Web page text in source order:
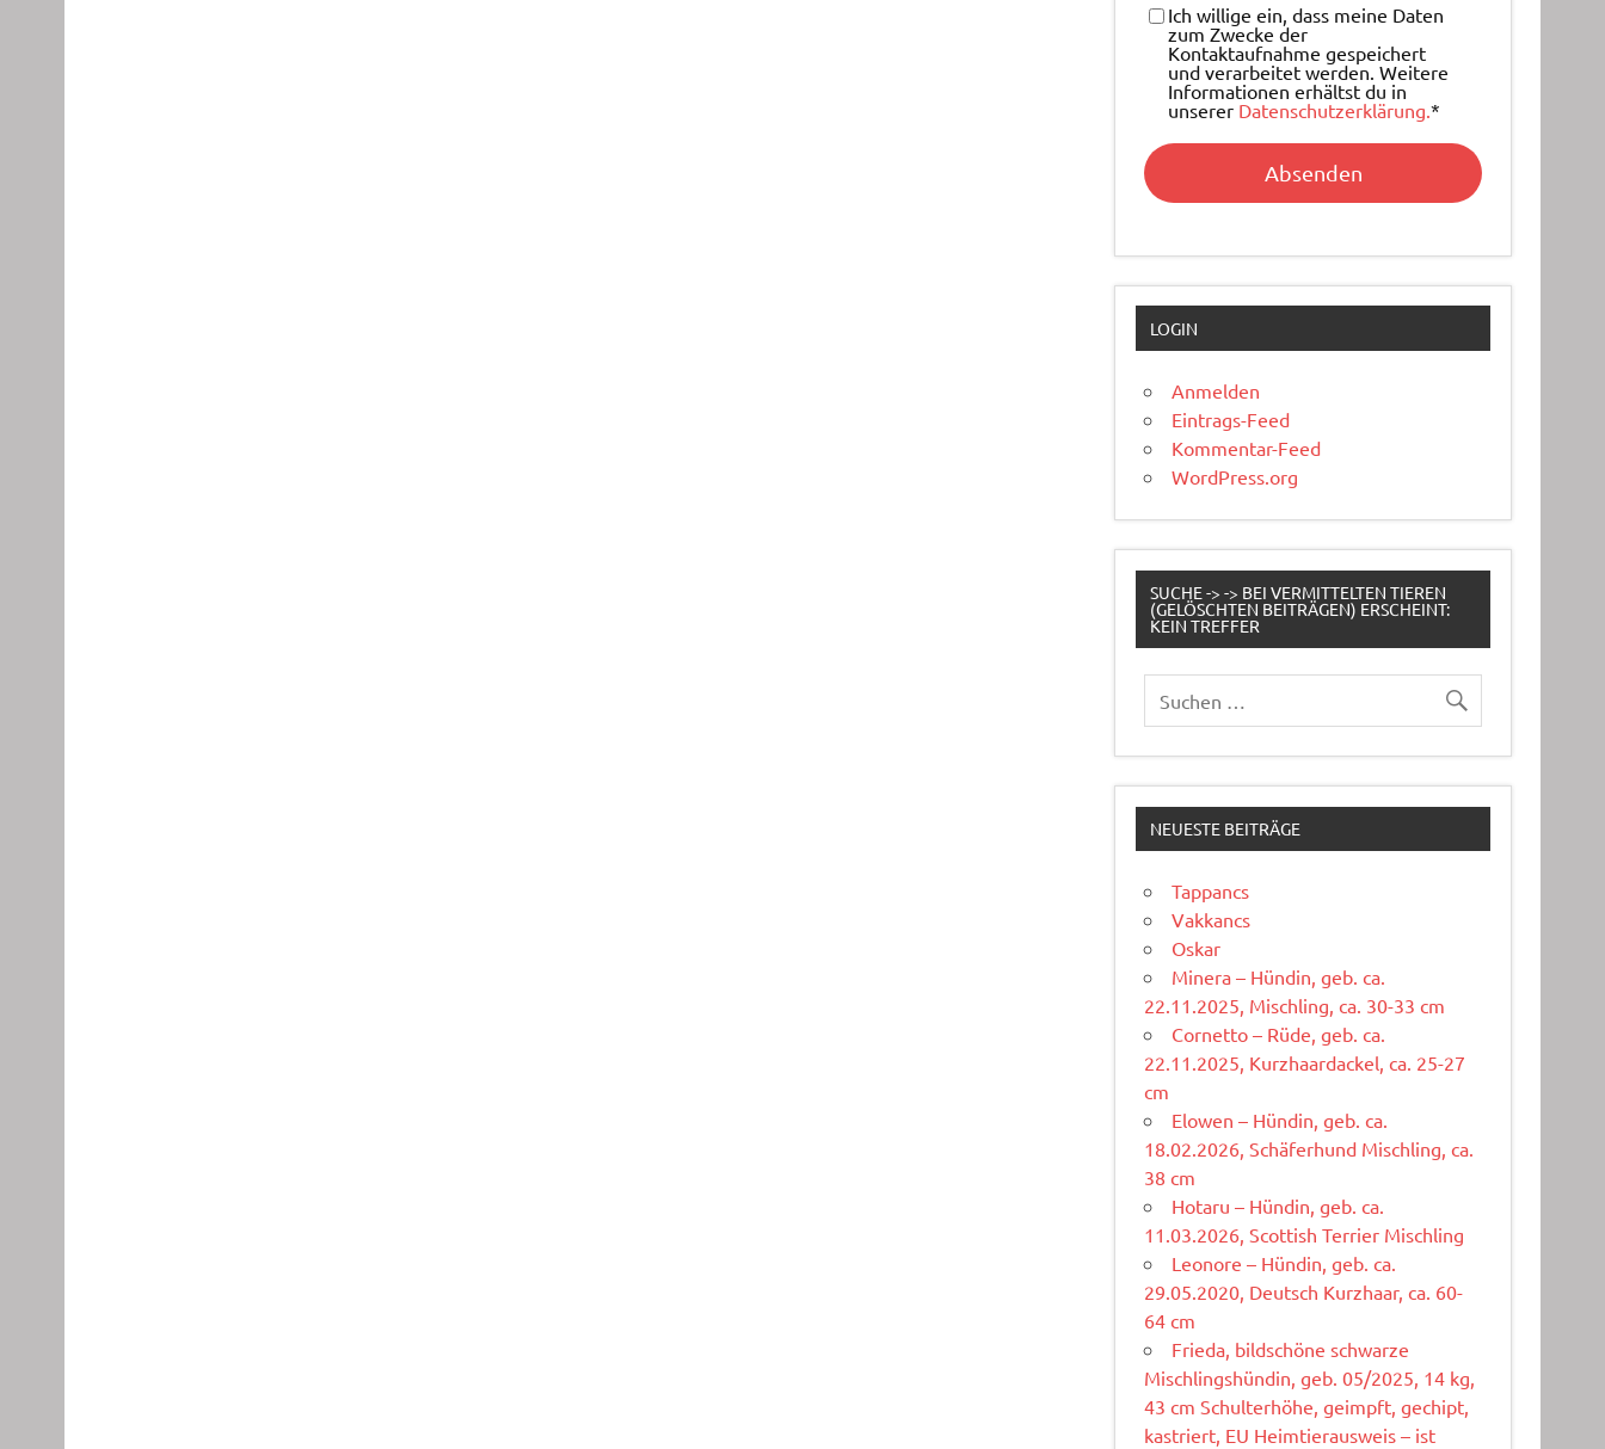
Ich willige ein, dass meine Daten
zum Zwecke der
Kontaktaufnahme gespeichert
und verarbeitet werden. Weitere
Informationen erhältst du in
unserer Datenschutzerklärung.*
LOGIN
Anmelden
Eintrags-Feed
Kommentar-Feed
WordPress.org
SUCHE -> -> BEI VERMITTELTEN TIEREN
(GELÖSCHTEN BEITRÄGEN) ERSCHEINT:
KEIN TREFFER
NEUESTE BEITRÄGE
Tappancs
Vakkancs
Oskar
Minera – Hündin, geb. ca.
22.11.2025, Mischling, ca. 30-33 cm
Cornetto – Rüde, geb. ca.
22.11.2025, Kurzhaardackel, ca. 25-27
cm
Elowen – Hündin, geb. ca.
18.02.2026, Schäferhund Mischling, ca.
38 cm
Hotaru – Hündin, geb. ca.
11.03.2026, Scottish Terrier Mischling
Leonore – Hündin, geb. ca.
29.05.2020, Deutsch Kurzhaar, ca. 60-
64 cm
Frieda, bildschöne schwarze
Mischlingshündin, geb. 05/2025, 14 kg,
43 cm Schulterhöhe, geimpft, gechipt,
kastriert, EU Heimtierausweis – ist